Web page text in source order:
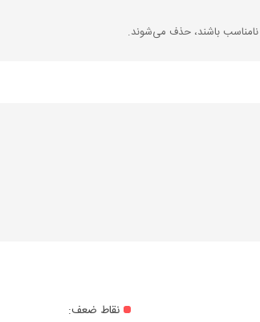
نامناسب باشند، حذف می‌شوند.
نقاط ضعف: